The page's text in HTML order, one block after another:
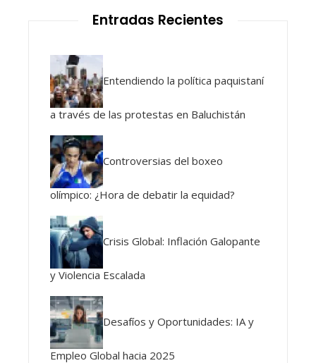
Entradas Recientes
Entendiendo la política paquistaní
a través de las protestas en Baluchistán
Controversias del boxeo
olímpico: ¿Hora de debatir la equidad?
Crisis Global: Inflación Galopante
y Violencia Escalada
Desafíos y Oportunidades: IA y
Empleo Global hacia 2025